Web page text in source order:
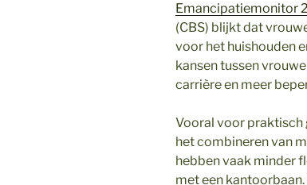
Emancipatiemonitor
(CBS) blijkt dat
voor het huishouden
kansen tussen
carrière en meer
Vooral voor praktisch
het combineren van
hebben vaak minder
met een